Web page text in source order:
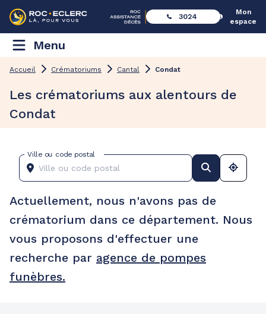
3024
Mon
espace
Menu
Accueil Crématoriums Cantal Condat
Les crématoriums aux alentours de
Condat
Ville ou code postal
Actuellement, nous n'avons pas de
crématorium dans ce département. Nous
vous proposons d'effectuer une
recherche par agence de pompes
funèbres.